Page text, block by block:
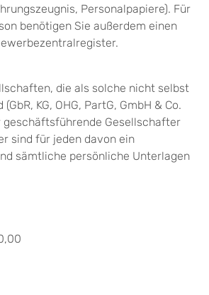
Personalpapiere). Für
benötigen Sie außerdem einen
die als solche nicht selbst
KG, OHG, PartG, GmbH & Co.
geschäftsführende Gesellschafter
sind für jeden davon ein
sämtliche persönliche Unterlagen